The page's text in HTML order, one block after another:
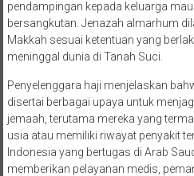
pendampingan kepada keluarga
bersangkutan. Jenazah almarhum
Makkah sesuai ketentuan yang
meninggal dunia di Tanah Suci.
Penyelenggara haji menjelaskan
disertai berbagai upaya untuk
jemaah, terutama mereka yang
usia atau memiliki riwayat penyakit
Indonesia yang bertugas di Arab
memberikan pelayanan medis,